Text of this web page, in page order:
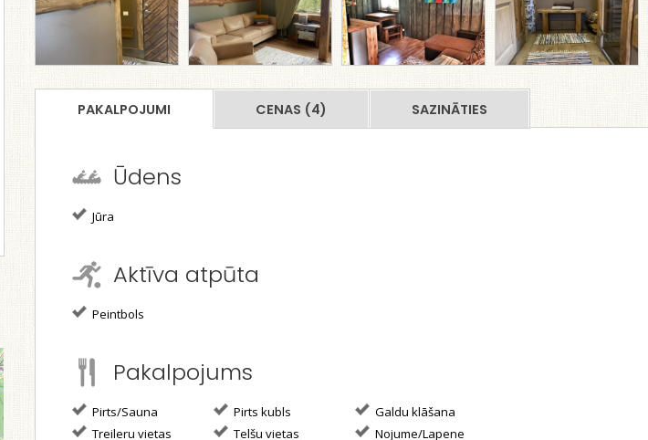
PAKALPOJUMI CENAS (4) SAZINĀTIES
Ūdens
Jūra
Aktīva atpūta
Peintbols
Pakalpojums
Pirts/Sauna Pirts kubls
Galdu klāšana
Treileru vietas
Telšu vietas Nojume/Lapene